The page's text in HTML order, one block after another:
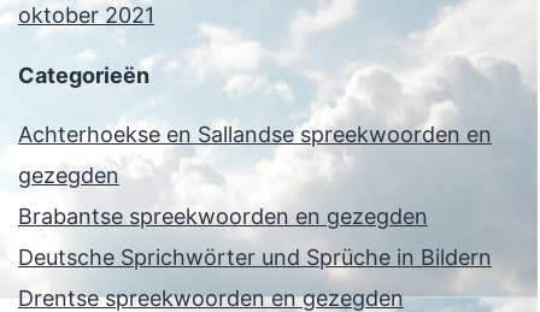
oktober 2021
Categorieën
Achterhoekse en Sallandse spreekwoorden en
gezegden
Brabantse spreekwoorden en gezegden
Deutsche Sprichwörter und Sprüche in Bildern
Drentse spreekwoorden en gezegden